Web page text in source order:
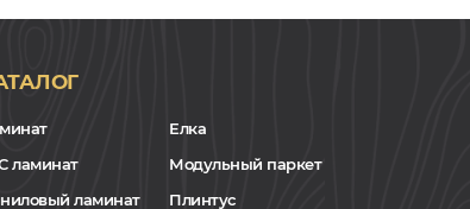
ламинат
ламинат
Елка
Модульный паркет
Плинтус